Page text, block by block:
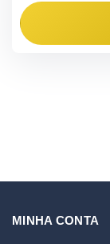
MINHA CONTA